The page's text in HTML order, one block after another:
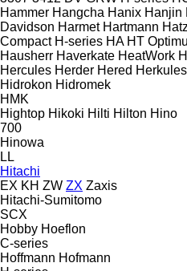
Hammer Hangcha Hanix Hanjin
Davidson Harmet Hartmann Hatz
Compact H-series HA HT
Hausherr Haverkate HeatWork
Hercules Herder Hered Herkules
Hidrokon Hidromek
HMK
Hightop Hikoki Hilti Hilton Hino
700
Hinowa
LL
Hitachi
EX KH ZW ZX Zaxis
Hitachi-Sumitomo
SCX
Hobby Hoeflon
C-series
Hoffmann Hofmann